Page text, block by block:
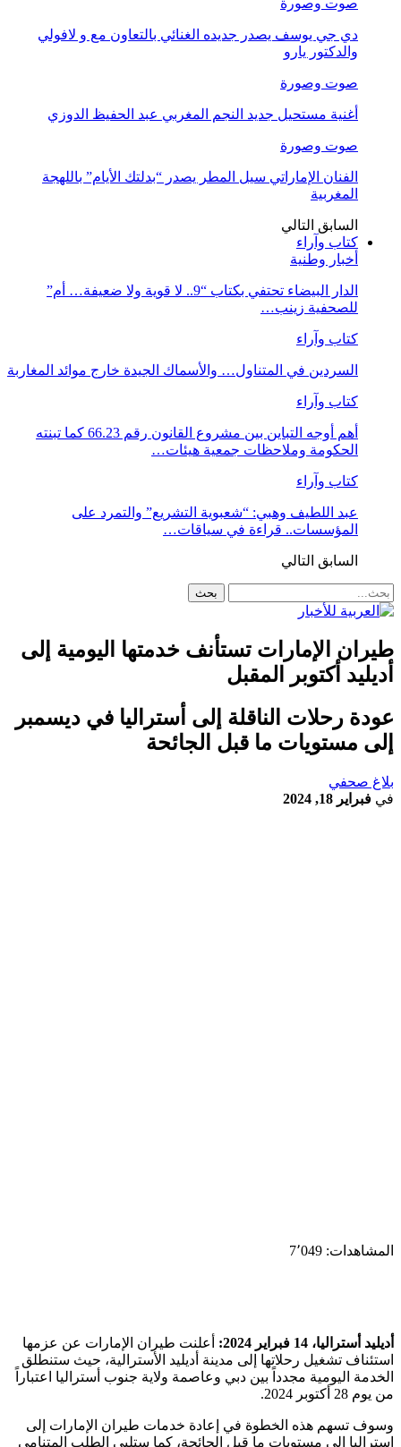
صوت وصورة
دي جي يوسف يصدر جديده الغنائي بالتعاون مع و لافولي
والدكتور يارو
صوت وصورة
أغنية مستحيل جديد النجم المغربي عبد الحفيظ الدوزي
صوت وصورة
الفنان الإماراتي سيل المطر يصدر “بدلتك الأيام” باللهجة
المغربية
السابق التالي
كتاب وآراء
أخبار وطنية
الدار البيضاء تحتفي بكتاب “9.. لا قوية ولا ضعيفة… أم”
للصحفية زينب…
كتاب وآراء
السردين في المتناول… والأسماك الجيدة خارج موائد المغاربة
كتاب وآراء
أهم أوجه التباين بين مشروع القانون رقم 66.23 كما تبنته
الحكومة وملاحظات جمعية هيئات…
كتاب وآراء
عبد اللطيف وهبي: “شعبوية التشريع” والتمرد على
المؤسسات.. قراءة في سياقات…
السابق التالي
طيران الإمارات تستأنف خدمتها اليومية إلى
أديليد أكتوبر المقبل
عودة رحلات الناقلة إلى أستراليا في ديسمبر
إلى مستويات ما قبل الجائحة
بلاغ صحفي
في فبراير 18, 2024
المشاهدات: 7٬049
أديليد أستراليا، 14 فبراير 2024:
أعلنت طيران الإمارات عن عزمها
استئناف تشغيل رحلاتها إلى مدينة أديليد الأسترالية، حيث ستنطلق
الخدمة اليومية مجدداً بين دبي وعاصمة ولاية جنوب أستراليا اعتباراً
من يوم 28 أكتوبر 2024.
وسوف تسهم هذه الخطوة في إعادة خدمات طيران الإمارات إلى
استراليا إلى مستويات ما قبل الجائحة، كما ستلبي الطلب المتنامي